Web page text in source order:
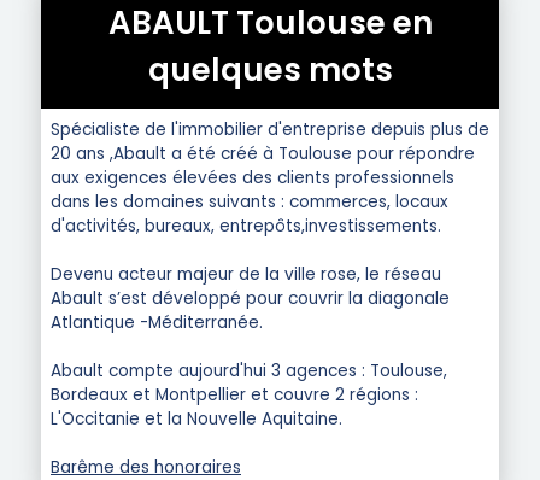
ABAULT Toulouse en
quelques mots
Spécialiste de l'immobilier d'entreprise depuis plus de
20 ans ,Abault a été créé à Toulouse pour répondre
aux exigences élevées des clients professionnels
dans les domaines suivants : commerces, locaux
d'activités, bureaux, entrepôts,investissements.
Devenu acteur majeur de la ville rose, le réseau
Abault s’est développé pour couvrir la diagonale
Atlantique -Méditerranée.
Abault compte aujourd'hui 3 agences : Toulouse,
Bordeaux et Montpellier et couvre 2 régions :
L'Occitanie et la Nouvelle Aquitaine.
Barême des honoraires